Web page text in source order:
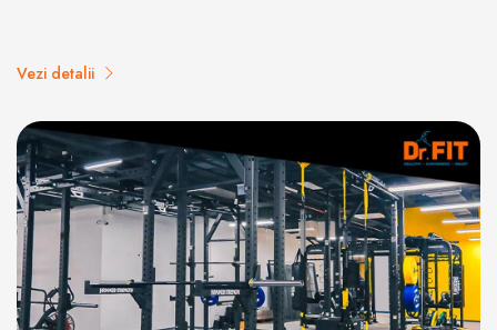
Vezi detalii